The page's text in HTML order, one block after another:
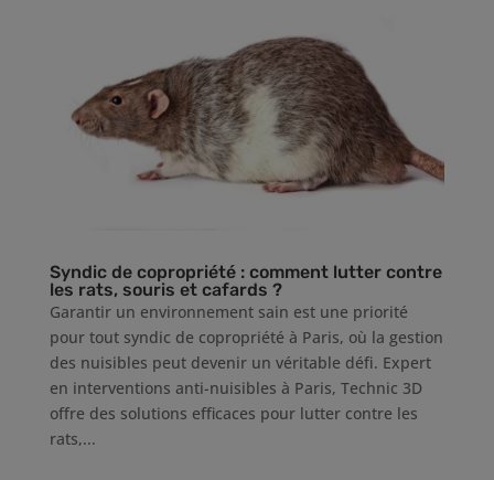
Syndic de copropriété : comment lutter contre
les rats, souris et cafards ?
Garantir un environnement sain est une priorité
pour tout syndic de copropriété à Paris, où la gestion
des nuisibles peut devenir un véritable défi. Expert
en interventions anti-nuisibles à Paris, Technic 3D
offre des solutions efficaces pour lutter contre les
rats,...